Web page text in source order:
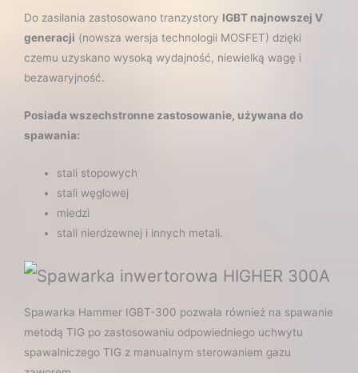
Do zasilania zastosowano tranzystory IGBT najnowszej V
generacji (nowsza wersja technologii MOSFET) dzięki
czemu uzyskano wysoką wydajność, niewielką wagę i
bezawaryjność.
Posiada wszechstronne zastosowanie, używana do
spawania:
stali stopowych
stali węglowej
miedzi
stali nierdzewnej i innych metali.
Spawarka Hammer IGBT-300 pozwala również na spawanie
metodą TIG po zastosowaniu odpowiedniego uchwytu
spawalniczego TIG z manualnym sterowaniem gazu